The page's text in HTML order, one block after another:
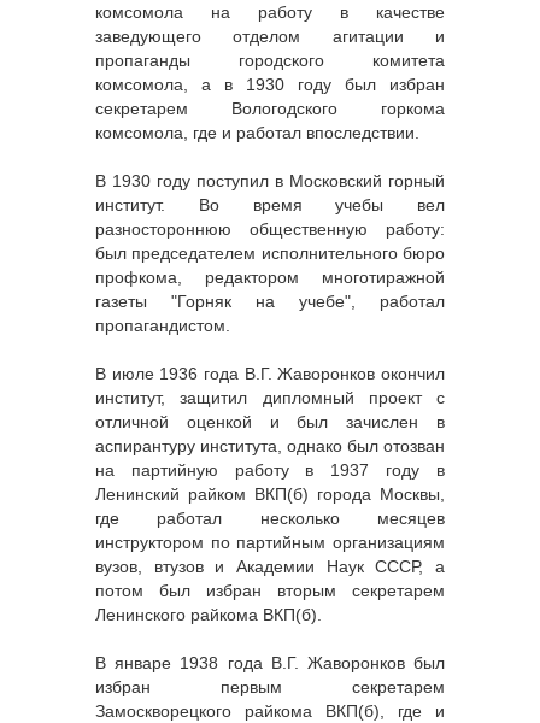
комсомола на работу в качестве
заведующего отделом агитации и
пропаганды городского комитета
комсомола, а в 1930 году был избран
секретарем Вологодского горкома
комсомола, где и работал впоследствии.
В 1930 году поступил в Московский горный
институт. Во время учебы вел
разностороннюю общественную работу:
был председателем исполнительного бюро
профкома, редактором многотиражной
газеты "Горняк на учебе", работал
пропагандистом.
В июле 1936 года В.Г. Жаворонков окончил
институт, защитил дипломный проект с
отличной оценкой и был зачислен в
аспирантуру института, однако был отозван
на партийную работу в 1937 году в
Ленинский райком ВКП(б) города Москвы,
где работал несколько месяцев
инструктором по партийным организациям
вузов, втузов и Академии Наук СССР, а
потом был избран вторым секретарем
Ленинского райкома ВКП(б).
В январе 1938 года В.Г. Жаворонков был
избран первым секретарем
Замоскворецкого райкома ВКП(б), где и